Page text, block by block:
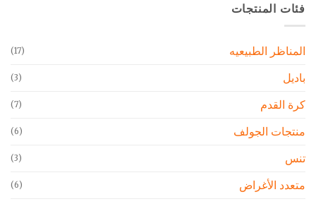
فئات المنتجات
المناظر الطبيعيه (17)
باديل (3)
كرة القدم (7)
منتجات الجولف (6)
تنس (3)
متعدد الأغراض (6)